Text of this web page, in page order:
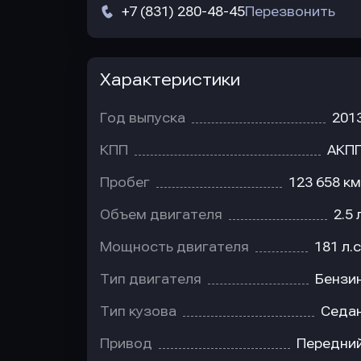
+7 (831) 280-48-45Перезвонить
Характеристики
Год выпуска
КПП
Пробег 123 658
Объем двигателя 2.5
Мощность двигателя 181
Тип двигателя
Тип кузова
Привод